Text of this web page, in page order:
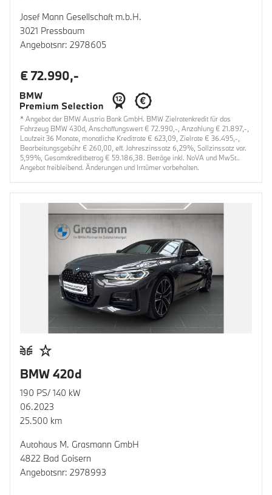
Josef Mann Gesellschaft m.b.H.
3021 Pressbaum
Angebotsnr: 2978605
€ 72.990,-
* Angebot der BMW Austria Bank GmbH. BMW Zielratenkredit für das
Fahrzeug BMW 430d, Anschaffungswert € 72.990,-, Anzahlung € 21.897,-,
Laufzeit 36 Monate, monatliche Kreditrate € 623,09, Zielrate € 36.495,-,
Bearbeitungsgebühr € 260,00, eff. Jahreszinssatz 6,29%, Sollzinssatz var.
5,99%, Gesamtkreditbetrag € 59.186,38. Beträge inkl. NoVA und MwSt..
Angebot freibleibend. Änderungen und Irrtümer vorbehalten.
BMW 420d
190 PS/ 140 kW
06.2023
25.500 km
Autohaus M. Grasmann GmbH
4822 Bad Goisern
Angebotsnr: 2978993